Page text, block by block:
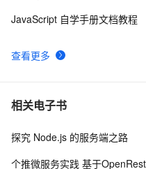
10javascript：FF/Chrome 与
查看更多
JavaScript 自学手册文档教程
相关电子书
探究 Node.js 的服务端之路
个推微服务实践 基于